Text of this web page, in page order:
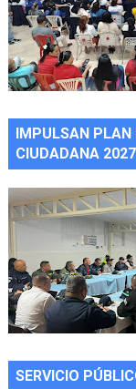
IMPULSAN PLAN
CIUDADANA
SERVICIO